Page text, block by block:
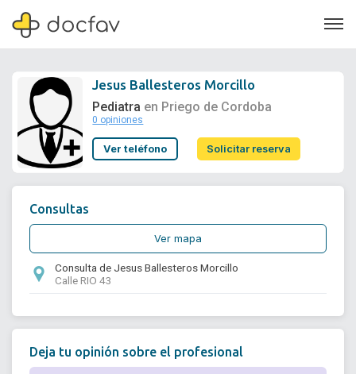
Soporte
Jesus Ballesteros Morcillo
Pediatra en Priego de Cordoba
0 opiniones
Ver teléfono Solicitar reserva
Consultas
Ver mapa
Consulta de Jesus Ballesteros Morcillo
Calle RIO 43
Deja tu opinión sobre el profesional